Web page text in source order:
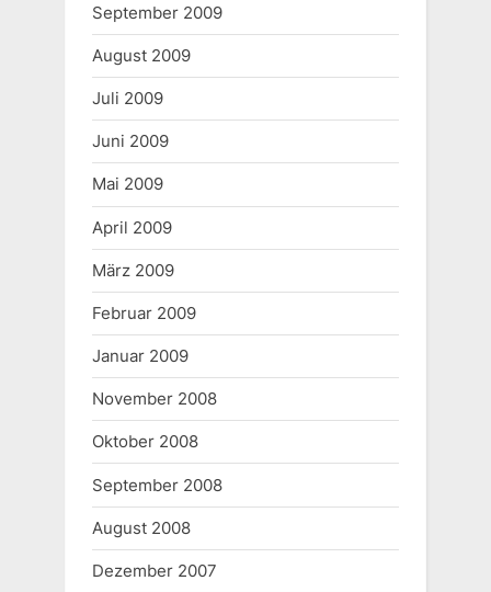
September 2009
August 2009
Juli 2009
Juni 2009
Mai 2009
April 2009
März 2009
Februar 2009
Januar 2009
November 2008
Oktober 2008
September 2008
August 2008
Dezember 2007